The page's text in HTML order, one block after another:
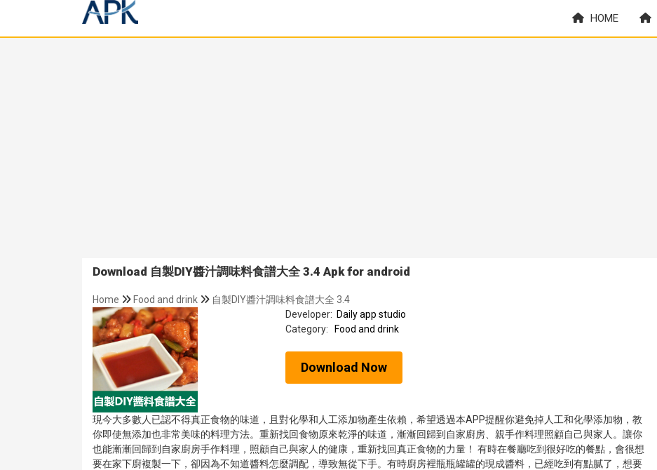
HOME
Download 自製DIY醬汁調味料食譜大全 3.4 Apk for android
Home Food and drink
自製DIY醬汁調味料食譜大全 3.4
Developer: Daily app studio
Category:
Food and drink
Download Now
現今大多數人已認不得真正食物的味道，且對化學和人工添加物產生依賴，希望透過本APP提醒你避免掉人工和化學添加物，教
你即使無添加也非常美味的料理方法。重新找回食物原來乾淨的味道，漸漸回歸到自家廚房、親手作料理照顧自己與家人。讓你
也能漸漸回歸到自家廚房手作料理，照顧自己與家人的健康，重新找回真正食物的力量！ 有時在餐廳吃到很好吃的餐點，會很想
要在家下廚複製一下，卻因為不知道醬料怎麼調配，導致無從下手。有時廚房裡瓶瓶罐罐的現成醬料，已經吃到有點膩了，想要